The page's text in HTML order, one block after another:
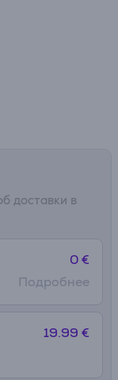
доставки в
0 €
Подробнее
19.99 €